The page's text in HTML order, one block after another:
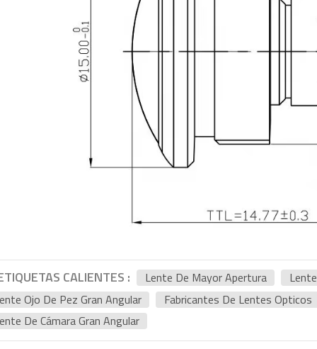
CALIENTES : Lente De Mayor Apertura
Ojo De Pez Gran Angular
Fabricantes De Lentes Opticos
De Cámara Gran Angular